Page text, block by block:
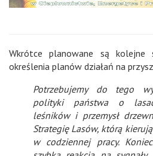
Wkrótce planowane są
określenia planów działań na
Potrzebujemy do tego
polityki państwa o
leśników i przemysł
Strategię Lasów, którą
w codziennej pracy.